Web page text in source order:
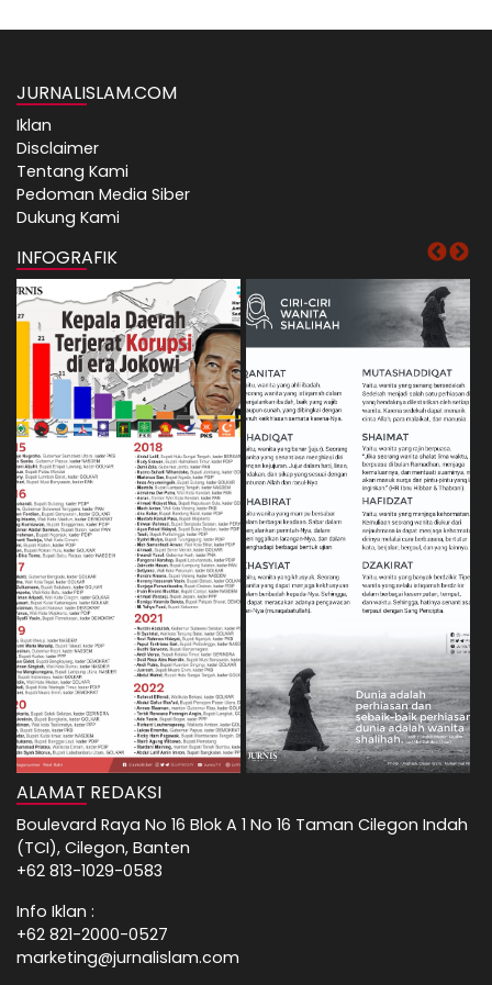
JURNALISLAM.COM
Iklan
Disclaimer
Tentang Kami
Pedoman Media Siber
Dukung Kami
INFOGRAFIK
ALAMAT REDAKSI
Boulevard Raya No 16 Blok A 1 No 16 Taman Cilegon Indah
(TCI), Cilegon, Banten
+62 813-1029-0583
Info Iklan :
+62 821-2000-0527
marketing@jurnalislam.com